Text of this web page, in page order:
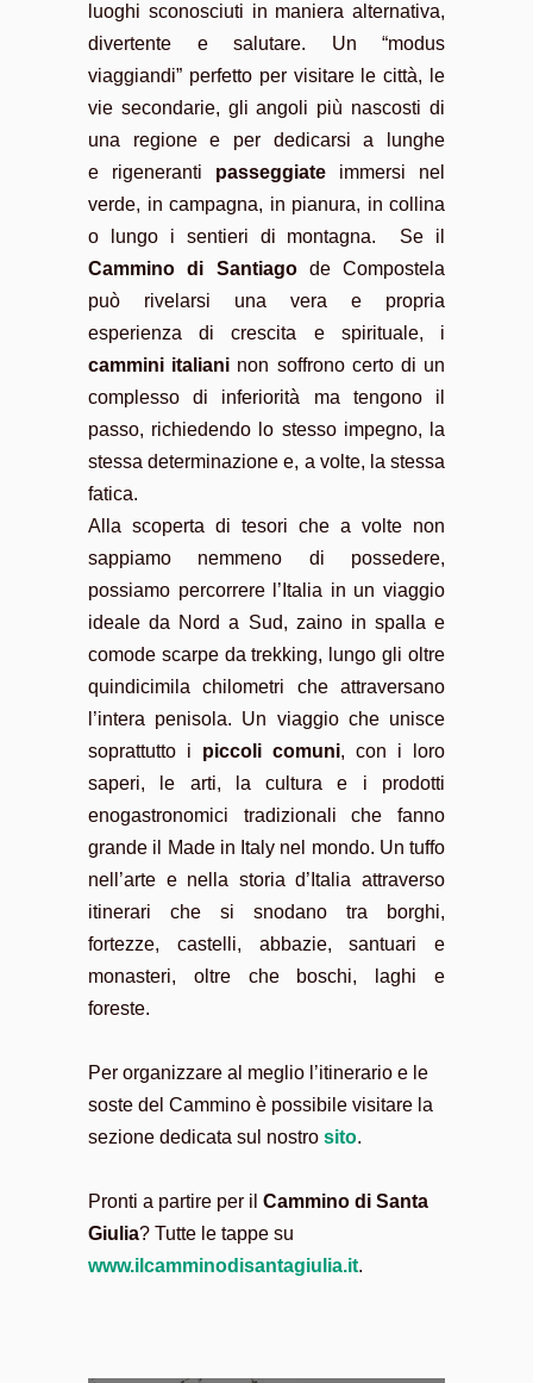
luoghi sconosciuti in maniera alternativa,
divertente e salutare. Un “modus
viaggiandi” perfetto per visitare le città, le
vie secondarie, gli angoli più nascosti di
una regione e per dedicarsi a lunghe
e rigeneranti passeggiate immersi nel
verde, in campagna, in pianura, in collina
o lungo i sentieri di montagna. Se il
Cammino di Santiagode Compostela
può rivelarsi una vera e propria
esperienza di crescita e spirituale, i
cammini italiani non soffrono certo di un
complesso di inferiorità ma tengono il
passo, richiedendo lo stesso impegno, la
stessa determinazione e, a volte, la stessa
fatica.
Alla scoperta di tesori che a volte non
sappiamo nemmeno di possedere,
possiamo percorrere l’Italia in un viaggio
ideale da Nord a Sud, zaino in spalla e
comode scarpe da trekking, lungo gli oltre
quindicimila chilometri che attraversano
l’intera penisola. Un viaggio che unisce
soprattutto i piccoli comuni, con i loro
saperi, le arti, la cultura e i prodotti
enogastronomici tradizionali che fanno
grande il Made in Italy nel mondo. Un tuffo
nell’arte e nella storia d’Italia attraverso
itinerari che si snodano tra borghi,
fortezze, castelli, abbazie, santuari e
monasteri, oltre che boschi, laghi e
foreste.
Per organizzare al meglio l’itinerario e le
soste del Cammino è possibile visitare la
sezione dedicata sul nostro sito.
Pronti a partire per il Cammino di Santa
Giulia? Tutte le tappe su
www.ilcamminodisantagiulia.it.